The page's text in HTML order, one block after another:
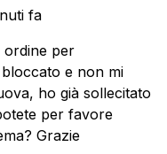
fa
ordine per
e non mi
ho già sollecitato
per favore
Grazie